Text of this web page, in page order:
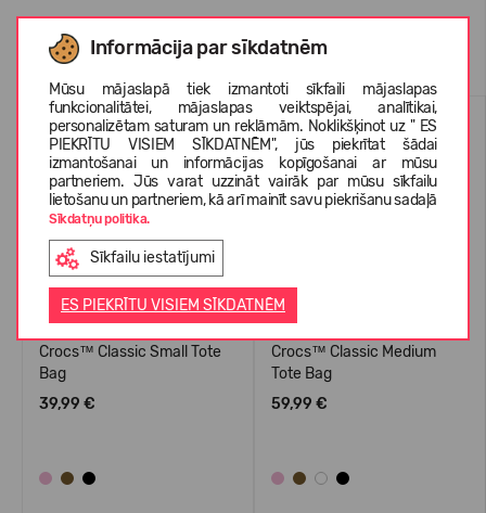
Informācija par sīkdatnēm
Mūsu mājaslapā tiek izmantoti sīkfaili mājaslapas
funkcionalitātei, mājaslapas veiktspējai, analītikai,
personalizētam saturam un reklāmām. Noklikšķinot uz " ES
PIEKRĪTU VISIEM SĪKDATNĒM", jūs piekrītat šādai
izmantošanai un informācijas kopīgošanai ar mūsu
partneriem. Jūs varat uzzināt vairāk par mūsu sīkfailu
lietošanu un partneriem, kā arī mainīt savu piekrišanu sadaļā
Sīkdatņu politika.
Sīkfailu iestatījumi
ES PIEKRĪTU VISIEM SĪKDATNĒM
Līdzīgas preces
Crocs™ Classic Small Tote
Bag
39,99 €
Crocs™ Classic Medium
Tote Bag
59,99 €